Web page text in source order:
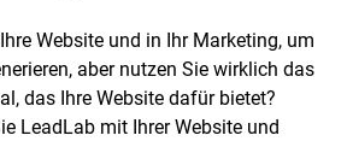
Website und in Ihr Marketing, um
aber nutzen Sie wirklich das
das Ihre Website dafür bietet?
LeadLab mit Ihrer Website und